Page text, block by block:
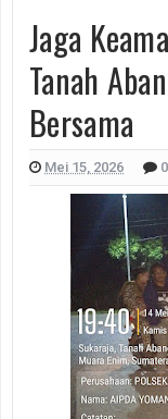
Jaga
Tanah
Bersama
Mei 15, 2026 0